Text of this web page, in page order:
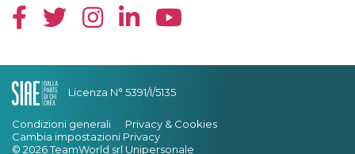
Licenza N° 5391/I/5135
Condizioni generali
Privacy & Cookies
Cambia impostazioni Privacy
© 2026 TeamWorld srl Unipersonale